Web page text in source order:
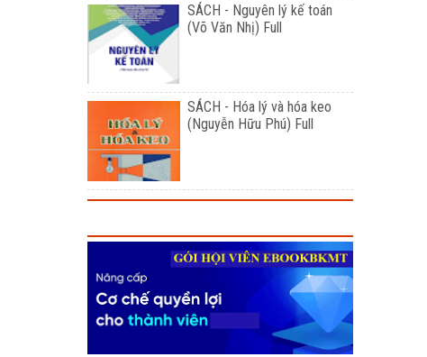
SÁCH - Nguyên lý kế toán
(Võ Văn Nhị) Full
SÁCH - Hóa lý và hóa keo
(Nguyễn Hữu Phú) Full